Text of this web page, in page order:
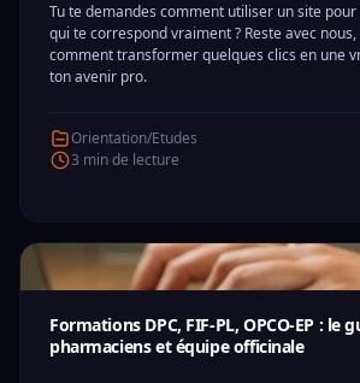
Tu te demandes comment utiliser un site
qui te correspond vraiment ? Reste avec
comment transformer quelques clics en une
ton avenir pro.
Orientation/Etudes
3 min de lecture
Formations DPC, FIF-PL, OPCO-EP : le
pharmaciens et équipe officinale